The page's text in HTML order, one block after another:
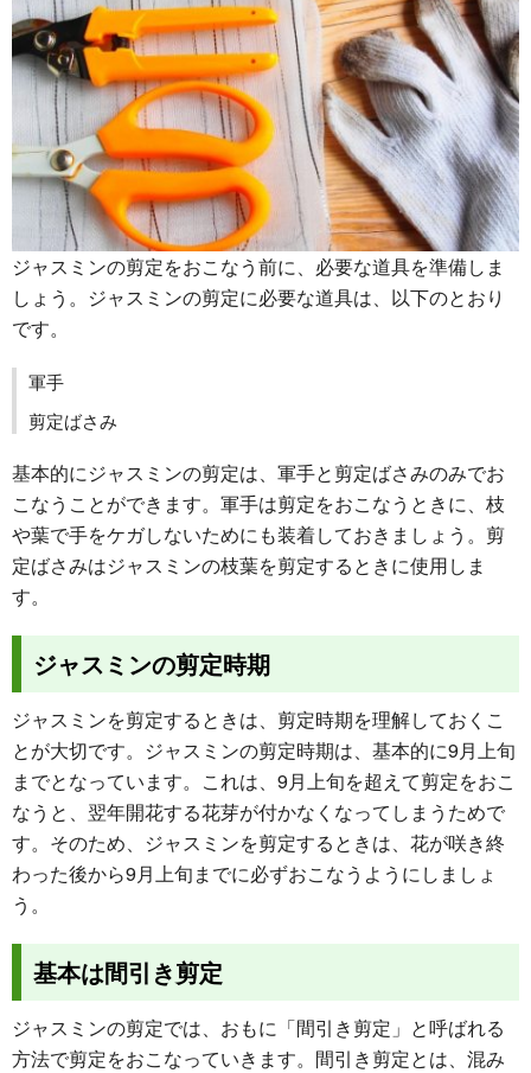
ジャスミンの剪定をおこなう前に、必要な道具を準備しま
しょう。ジャスミンの剪定に必要な道具は、以下のとおり
です。
軍手
剪定ばさみ
基本的にジャスミンの剪定は、軍手と剪定ばさみのみでお
こなうことができます。軍手は剪定をおこなうときに、枝
や葉で手をケガしないためにも装着しておきましょう。剪
定ばさみはジャスミンの枝葉を剪定するときに使用しま
す。
ジャスミンの剪定時期
ジャスミンを剪定するときは、剪定時期を理解しておくこ
とが大切です。ジャスミンの剪定時期は、基本的に9月上旬
までとなっています。これは、9月上旬を超えて剪定をおこ
なうと、翌年開花する花芽が付かなくなってしまうためで
す。そのため、ジャスミンを剪定するときは、花が咲き終
わった後から9月上旬までに必ずおこなうようにしましょ
う。
基本は間引き剪定
ジャスミンの剪定では、おもに「間引き剪定」と呼ばれる
方法で剪定をおこなっていきます。間引き剪定とは、混み